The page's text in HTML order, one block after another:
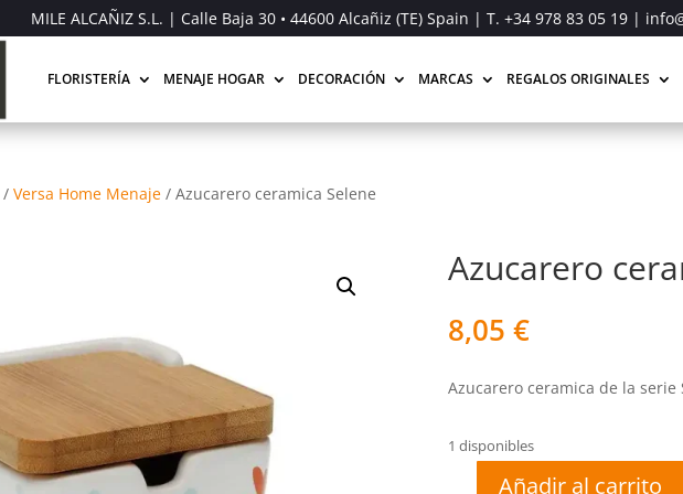
MILE ALCAÑIZ S.L. | Calle Baja 30 • 44600 Alcañiz (TE) Spain | T. +34 978 83 05 19|
FLORISTERÍA MENAJE HOGAR DECORACIÓN MARCAS REGALOS ORIGINALES
/Versa Home Menaje /Azucarero ceramica Selene
Azucarero
8,05 €
Azucarero ceramica de la serie
1 disponibles
Añadir al carrito